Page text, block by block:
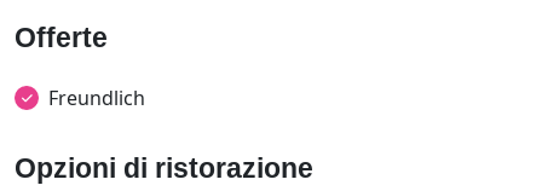
Offerte
Freundlich
Opzioni di ristorazione